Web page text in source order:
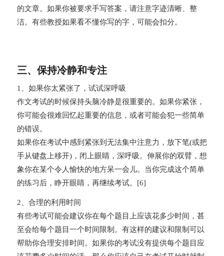
的文章。如果你被要求手写答案，请注意字迹清晰、整
洁。有些教授如果看不懂你写的字，可能会扣分。
三、保持冷静和专注
1、如果你太紧张了，试试深呼吸
作文考试的时候保持头脑冷静是很重要的。如果你紧张，
你可能会很难回忆起重要的信息，或者可能会犯一些简单
的错误。
如果你在考试中感到紧张到无法集中注意力，放下笔(或把
手从键盘上移开)，闭上眼睛，深呼吸。伸展你的双臂，想
象你在某个令人愉快的地方呆一会儿。当你完成这个简单
的练习后，睁开眼睛，再继续考试。[6]
2、合理的利用时间
有些考试可能会建议你在每个题目上应该花多少时间，甚
至会给每个题目一个时间限制。有这样的建议和限制可以
帮助你合理安排时间。如果你的考试没有提供每个题目应